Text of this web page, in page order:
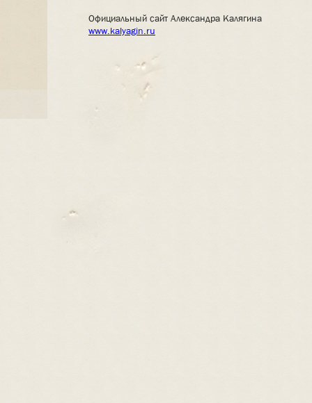
Официальный сайт Александра Калягина
www.kalyagin.ru